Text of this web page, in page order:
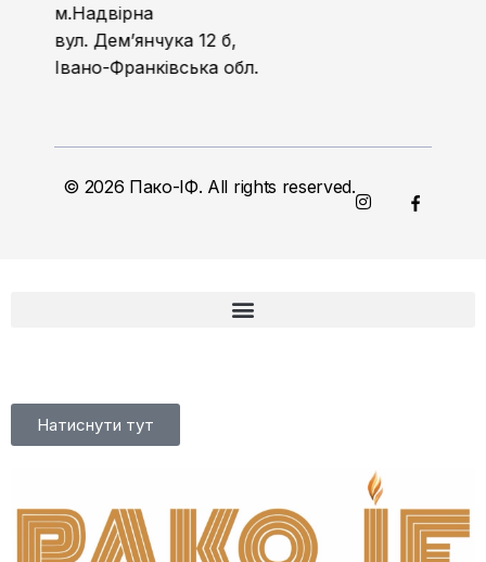
м.Надвірна
вул. Дем’янчука 12 б,
Івано-Франківська обл.
© 2026 Пако-ІФ. All rights reserved.
Натиснути тут